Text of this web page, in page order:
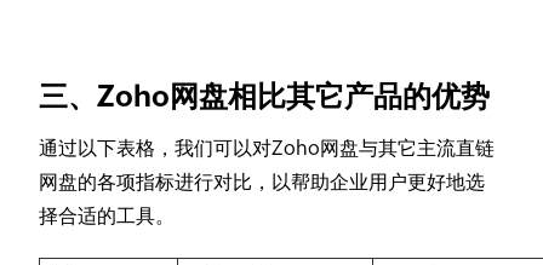
三、Zoho网盘相比其它产品的优势
通过以下表格，我们可以对Zoho网盘与其它主流直链
网盘的各项指标进行对比，以帮助企业用户更好地选
择合适的工具。